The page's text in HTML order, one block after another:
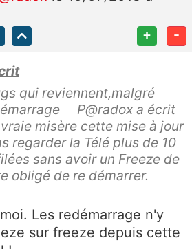
+ -
qui reviennent,malgré
P@radox a écrit
misère cette mise à jour
regarder la Télé plus de 10
sans avoir un Freeze de
obligé de re démarrer.
Les redémarrage n'y
sur freeze depuis cette